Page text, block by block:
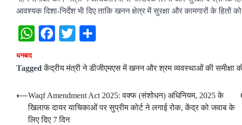
आवश्यक दिशा-निर्देश भी दिए ताकि खनन क्षेत्र में सुरक्षा और कामगारों के हितों
WhatsApp
Facebook
Twitter
धनबाद
Taggedकेंद्रीय मंत्री ने डीजीएमएस में खनन और श्रम व्यवस्थाओं की समीक्षा
Post
navigation
⟵Waqf Amendment Act 2025: वक्फ (संशोधन) अधिनियम, 2025 के
खिलाफ दायर याचिकाओं पर सुप्रीम कोर्ट ने लगाई रोक, केंद्र को जवाब के
लिए दिए 7 दिन